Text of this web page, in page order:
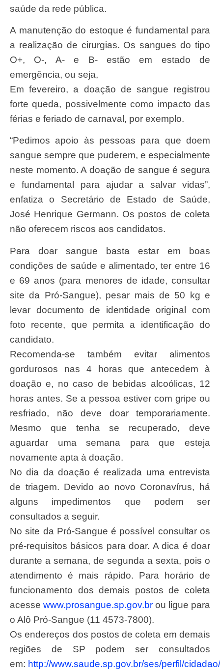
saúde da rede pública.
A manutenção do estoque é fundamental para
a realização de cirurgias. Os sangues do tipo
O+, O-, A- e B- estão em estado de
emergência, ou seja,
Em fevereiro, a doação de sangue registrou
forte queda, possivelmente como impacto das
férias e feriado de carnaval, por exemplo.
“Pedimos apoio às pessoas para que doem
sangue sempre que puderem, e especialmente
neste momento. A doação de sangue é segura
e fundamental para ajudar a salvar vidas”,
enfatiza o Secretário de Estado de Saúde,
José Henrique Germann. Os postos de coleta
não oferecem riscos aos candidatos.
Para doar sangue basta estar em boas
condições de saúde e alimentado, ter entre 16
e 69 anos (para menores de idade, consultar
site da Pró-Sangue), pesar mais de 50 kg e
levar documento de identidade original com
foto recente, que permita a identificação do
candidato.
Recomenda-se também evitar alimentos
gordurosos nas 4 horas que antecedem à
doação e, no caso de bebidas alcoólicas, 12
horas antes. Se a pessoa estiver com gripe ou
resfriado, não deve doar temporariamente.
Mesmo que tenha se recuperado, deve
aguardar uma semana para que esteja
novamente apta à doação.
No dia da doação é realizada uma entrevista
de triagem. Devido ao novo Coronavírus, há
alguns impedimentos que podem ser
consultados a seguir.
No site da Pró-Sangue é possível consultar os
pré-requisitos básicos para doar. A dica é doar
durante a semana, de segunda a sexta, pois o
atendimento é mais rápido. Para horário de
funcionamento dos demais postos de coleta
acesse www.prosangue.sp.gov.br ou ligue para
o Alô Pró-Sangue (11 4573-7800).
Os endereços dos postos de coleta em demais
regiões de SP podem ser consultados
em: http://www.saude.sp.gov.br/ses/perfil/